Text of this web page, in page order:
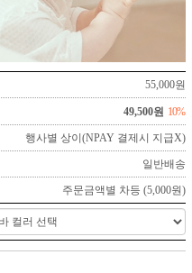
55,000원
49,500원 10%
행사별 상이(NPAY 결제시 지급X)
일반배송
주문금액별 차등 (5,000원)